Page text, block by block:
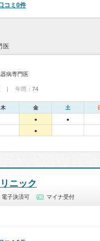
コミ0件
医
病専門医
| 年間： 74
木 金 土
● ●
●
ニック
電子決済可 マイナ受付